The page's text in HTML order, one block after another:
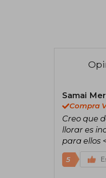
Samai
Compra
Creo que
llorar es
para ellos
5